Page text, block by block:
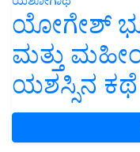
ಯೋಗೇಶ್
ಮತ್ತು
ಯಶಸ್ಸಿನ ಕಥೆ